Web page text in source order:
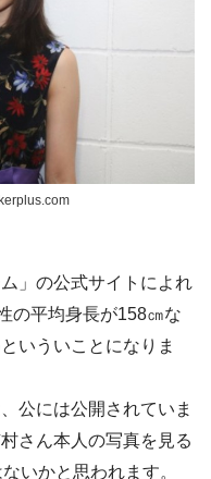
」の公式サイトによれ
の平均身長が158㎝な
いういことになりま
公には公開されていま
さん本人の写真を見る
いかと思われます。